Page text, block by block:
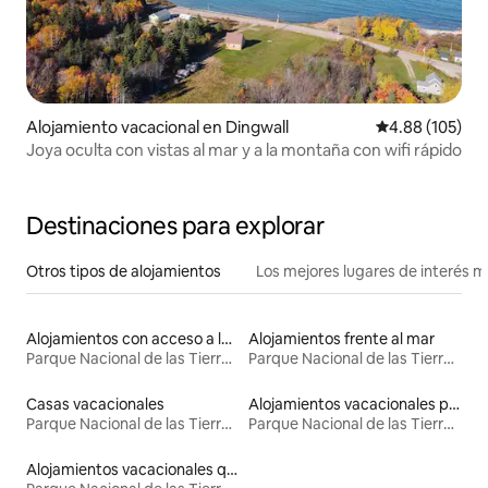
Alojamiento vacacional en Dingwall Calificación
4.88 (105)
Joya oculta con vistas al mar y a la montaña con wifi rápido
Destinaciones para explorar
Otros tipos de alojamientos Los mejores lugares de interés
Alojamientos con acceso a la playa
Parque Nacional de las Tierras Altas de Cape Breton
Alojamientos frente al mar
Parque Nacional de las Tierras Altas de Cape Breton
Casas vacacionales
Parque Nacional de las Tierras Altas de Cape Breton
Alojamientos vacacionales para familias
Parque Nacional de las Tierras Altas de Cape Breton
Alojamientos vacacionales que admiten mascotas